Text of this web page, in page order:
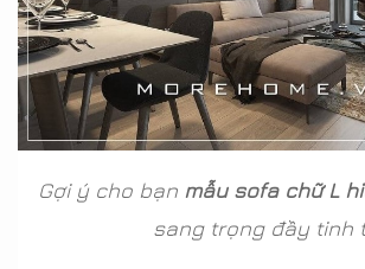
Gợi ý cho bạn mẫu sofa chữ L
sang trọng đầy tinh